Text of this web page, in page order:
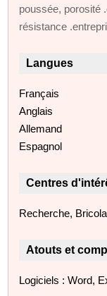
poussée, porosité
résistance
Langues
Français
Anglais
Allemand
Espagnol
Centres
Recherche,
Atouts et
Logiciels : Word,